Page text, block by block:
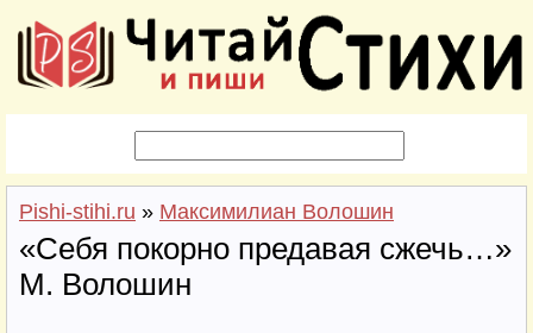
Pishi-stihi.ru » Максимилиан Волошин
«Себя покорно предавая сжечь…»
М. Волошин